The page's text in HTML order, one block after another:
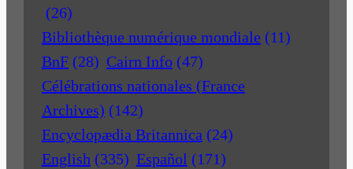
(26)
Bibliothèque numérique mondiale (11)
BnF (28) Cairn Info (47)
Célébrations nationales (France
Archives) (142)
Encyclopædia Britannica (24)
English (335) Español (171)